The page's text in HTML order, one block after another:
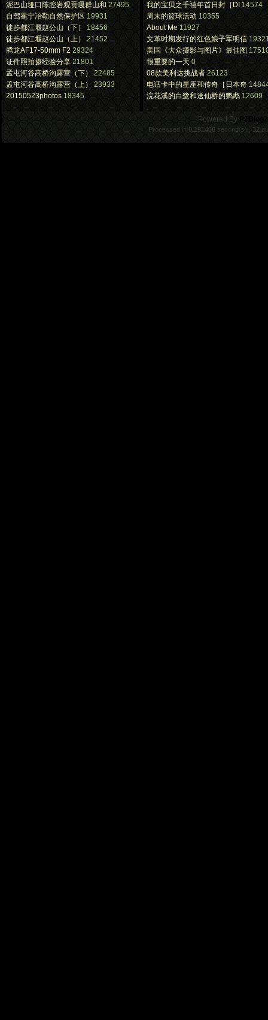
泥巴山垭口陈腔岩观贡嘎群山和 27495
自驾冕宁冶勒自然保护区 19931
徒步都江堰赵公山（下）
18456
徒步都江堰赵公山（上）
21452
腾龙AF17-50mm F2 29324
证件照拍摄经验分享 21801
孟屯河谷高桥沟露营（下） 22485
孟屯河谷高桥沟露营（上）
23933
20150523photos 18345
我的宝贝之千禧年首日封［DI 14574
周末的篮球活动 10355
About Me 11927
文革时期发行的红色娘子军明信
美国《大众摄影与图片》最佳图
很重要的一天 0
08款美利达挑战者 26123
电话卡中的星座和传奇［日本奇
浣花溪的白鹭和送仙桥的鹦鹉 12609
.
Powered By
Processed in 0.191406 second(s) , 32